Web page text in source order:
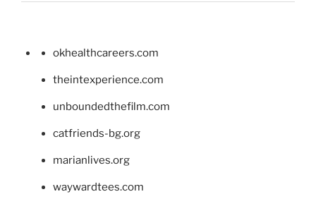
okhealthcareers.com
theintexperience.com
unboundedthefilm.com
catfriends-bg.org
marianlives.org
waywardtees.com